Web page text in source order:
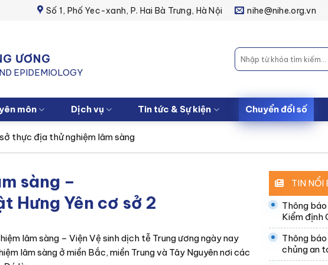
Số 1, Phố Yec-xanh, P. Hai Bà Trưng, Hà Nội nihe@nihe.org.vn
ƯƠNG
EPIDEMIOLOGY
môn Dịch vụ Tin tức & Sự kiện Chuyển đổi số
thực địa thử nghiệm lâm sàng
sàng –
Hưng Yên cơ sở 2
lâm sàng – Viện Vệ sinh dịch tễ Trung ương ngày nay
lâm sàng ở miền Bắc, miền Trung và Tây Nguyên nơi các
TIN NỔI
Thông
Kiểm định
Thông
chủng an
Trung ương